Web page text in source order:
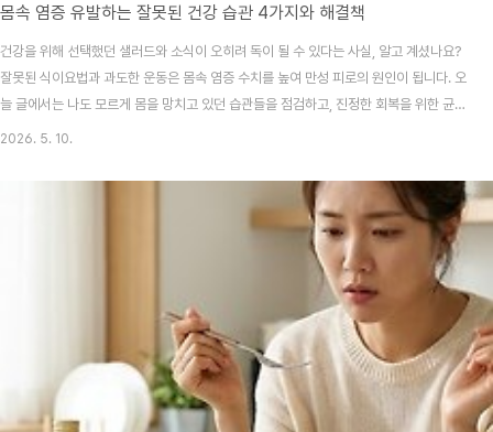
몸속 염증 유발하는 잘못된 건강 습관 4가지와 해결책
건강을 위해 선택했던 샐러드와 소식이 오히려 독이 될 수 있다는 사실, 알고 계셨나요?
잘못된 식이요법과 과도한 운동은 몸속 염증 수치를 높여 만성 피로의 원인이 됩니다. 오
늘 글에서는 나도 모르게 몸을 망치고 있던 습관들을 점검하고, 진정한 회복을 위한 균형
잡힌 관리법을 정리해 드릴게요.평소에 남들보다 더 열심히 건강을 챙긴다고 자부했는
게 산다고 생각했는데..."라는 의문이 드신다면, 지금 실천하고 있는 그 '건강법'이 내 몸
에는 극심한 스트레스로 작용하고 있을 가능성이 매우 커요. 저도 예전에 무작정 굶고 커
피로 버티던 시절이 있었는데, 그때 겪었던 몸의 신호들을 떠올려보면 참 미안한 마음이
2026. 5. 10.